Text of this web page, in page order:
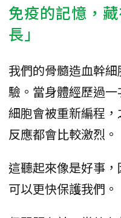
免疫的記憶，
長」
我們的骨髓造血幹
驗。當身體經歷過
細胞會被重新編程，
反應都會比較激烈。
這聽起來像是好事
可以更快保護我們。